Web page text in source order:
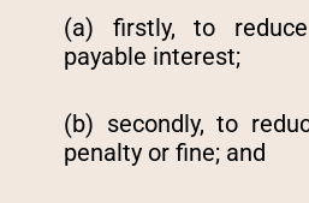
(a) firstly, to
payable interest;
(b) secondly, to
penalty or fine; and